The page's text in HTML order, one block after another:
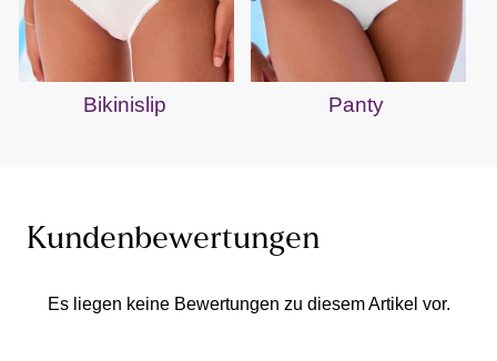
Bikinislip Panty
Kundenbewertungen
Es liegen keine Bewertungen zu diesem Artikel vor.